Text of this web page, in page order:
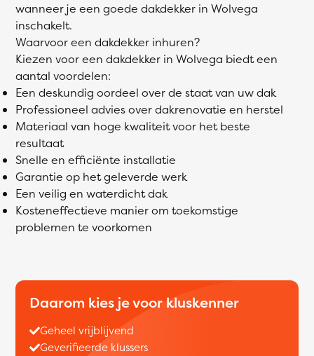
wanneer je een goede dakdekker in Wolvega
inschakelt.
Waarvoor een dakdekker inhuren?
Kiezen voor een dakdekker in Wolvega biedt een
aantal voordelen:
Een deskundig oordeel over de staat van uw dak
Professioneel advies over dakrenovatie en herstel
Materiaal van hoge kwaliteit voor het beste
resultaat
Snelle en efficiënte installatie
Garantie op het geleverde werk
Een veilig en waterdicht dak
Kosteneffectieve manier om toekomstige
problemen te voorkomen
Daarom kies je voor kluskenner
Geheel vrijblijvend
Geverifieerde klussers